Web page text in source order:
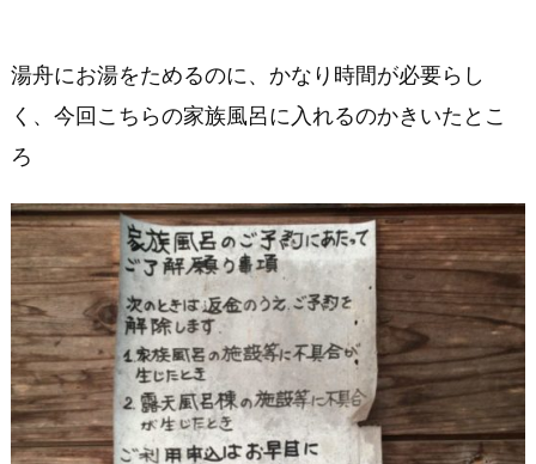
湯舟にお湯をためるのに、かなり時間が必要らし
く、今回こちらの家族風呂に入れるのかきいたとこ
ろ